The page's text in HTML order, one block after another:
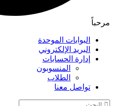
مرحباً
البوابات الموحدة
البريد الإلكتروني
إدارة الحسابات
المنسوبون
الطلاب
تواصل معنا